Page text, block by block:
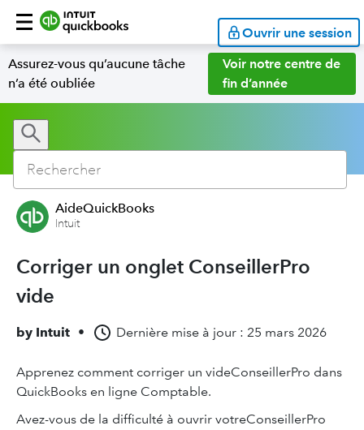
Ouvrir une session
Assurez-vous qu’aucune tâche
n’a été oubliée
Voir notre centre de
fin d’année
AideQuickBooks
Intuit
Corriger un onglet ConseillerPro
vide
by Intuit • Dernière mise à jour : 25 mars 2026
Apprenez comment corriger un videConseillerPro dans
QuickBooks en ligne Comptable.
Avez-vous de la difficulté à ouvrir votreConseillerPro